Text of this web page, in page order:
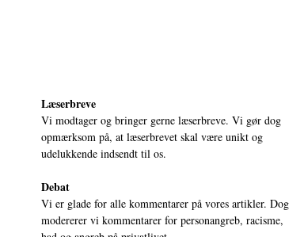
Læserbreve
Vi modtager og bringer gerne læserbreve. Vi gør dog
opmærksom på, at læserbrevet skal være unikt og
udelukkende indsendt til os.
Debat
Vi er glade for alle kommentarer på vores artikler. Dog
modererer vi kommentarer for personangreb, racisme,